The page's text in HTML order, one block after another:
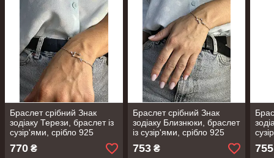
Браслет срібний Знак
зодіаку Терези, браслет із
сузір'ями, срібло 925
проби, довжина 16+3 см
770 ₴
Браслет срібний Знак
зодіаку Близнюки, браслет
із сузір'ями, срібло 925
проби, довжина 16.5 +3.5
см
753₴ 755